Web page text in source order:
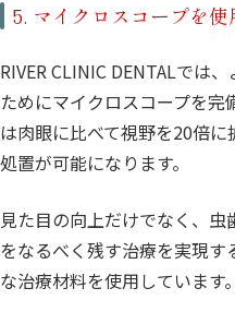
5. マイクロスコープを
RIVER CLINIC DENTALでは
ためにマイクロスコープを
は肉眼に比べて視野を20倍
処置が可能になります。
見た目の向上だけでなく、
をなるべく残す治療を実現
な治療材料を使用しています。